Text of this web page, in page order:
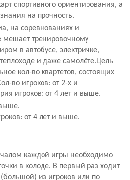
спортивного ориентирования, а
на прочность.
на соревнованиях и
мешает тренировочному
в автобусе, электричке,
и даже самолёте.Цель
кол-во квартетов, состоящих
во игроков: от 2-х и
игроков: от 4 лет и выше.
от 4 лет и выше.
каждой игры необходимо
в колоде. В первый раз ходит
из игроков или по